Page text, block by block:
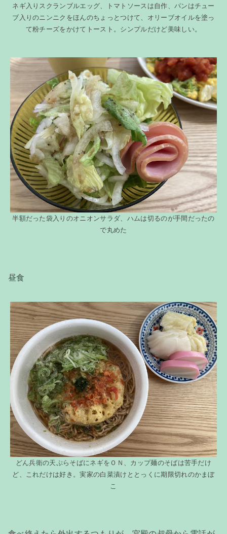
ネギ入りスクランブルエッグ、トマトソースは自作、パンはチュー
ブ入りのニンニクをほんのちょっとつけて、オリーブオイルを塗っ
て粉チーズをかけてトースト。シンプルだけど美味しい。
半額だった袋入りのオニオンサラダ、ハムは切るのが手間だったの
で丸めた
昼食
どん兵衛の天ぷらそばにネギをＯＮ、カップ麺のそばは苦手だけ
ど、これだけは好き。実家の白菜漬けととっくに期限切れのかまぼ
こ